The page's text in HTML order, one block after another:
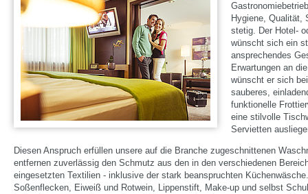
Hygiene, Qualität,
stetig. Der Hotel-
wünscht sich ein
ansprechendes
Erwartungen an
wünscht er sich
sauberes,
funktionelle
eine stilvolle
Servietten
Diesen Anspruch erfüllen unsere auf die Branche zugeschnittenen
entfernen zuverlässig den Schmutz aus den in den verschiedenen
eingesetzten Textilien - inklusive der stark beanspruchten
Soßenflecken, Eiweiß und Rotwein, Lippenstift, Make-up und selbst